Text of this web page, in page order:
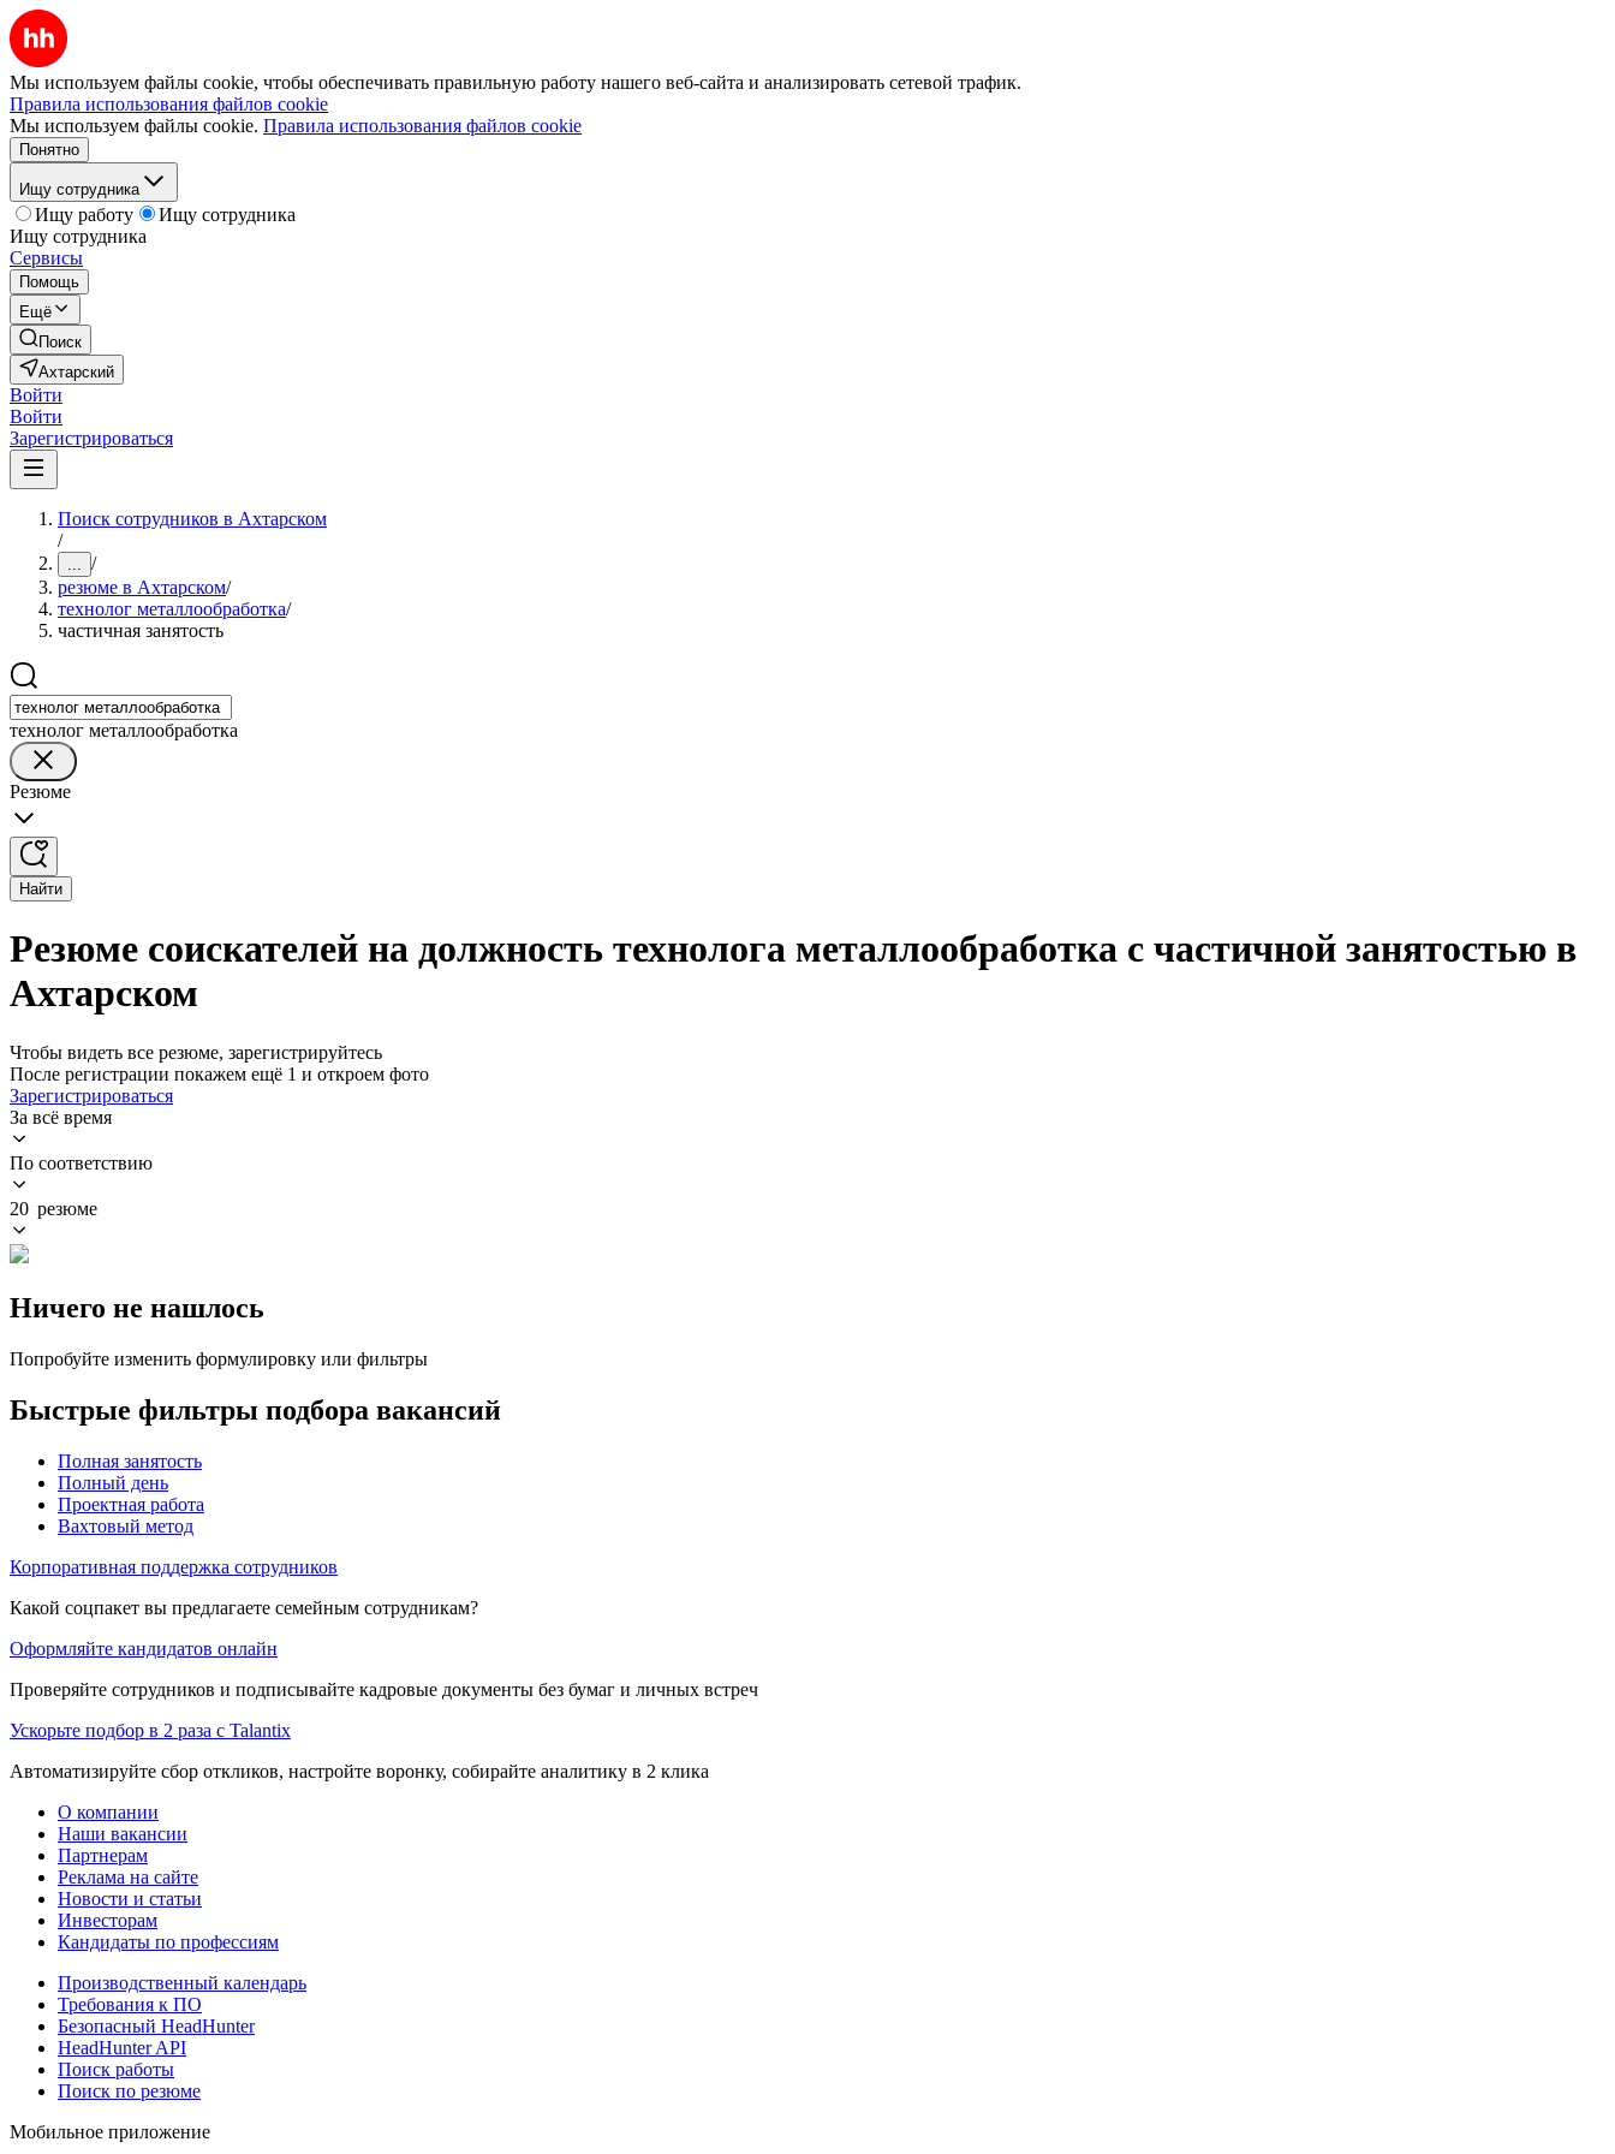
Мы используем файлы cookie, чтобы обеспечивать правильную работу нашего веб-сайта и анализировать сетевой трафик.
Правила использования файлов cookie
Мы используем файлы cookie. Правила использования файлов cookie
Понятно
Ищу сотрудника
Ищу работу
Ищу сотрудника
Ищу сотрудника
Сервисы
Помощь
Ещё
Поиск
Ахтарский
Войти
Войти
Зарегистрироваться
Поиск сотрудников в Ахтарском
/
... /
резюме в Ахтарском/
технолог металлообработка/
частичная занятость
технолог металлообработка
Резюме
Найти
Резюме соискателей на должность технолога металлообработка с частичной занятостью в
Ахтарском
Чтобы видеть все резюме, зарегистрируйтесь
После регистрации покажем ещё 1 и откроем фото
Зарегистрироваться
За всё время
По соответствию
20 резюме
Ничего не нашлось
Попробуйте изменить формулировку или фильтры
Быстрые фильтры подбора вакансий
Полная занятость
Полный день
Проектная работа
Вахтовый метод
Корпоративная поддержка сотрудников
Какой соцпакет вы предлагаете семейным сотрудникам?
Оформляйте кандидатов онлайн
Проверяйте сотрудников и подписывайте кадровые документы без бумаг и личных встреч
Ускорьте подбор в 2 раза с Talantix
Автоматизируйте сбор откликов, настройте воронку, собирайте аналитику в 2 клика
О компании
Наши вакансии
Партнерам
Реклама на сайте
Новости и статьи
Инвесторам
Кандидаты по профессиям
Производственный календарь
Требования к ПО
Безопасный HeadHunter
HeadHunter API
Поиск работы
Поиск по резюме
Мобильное приложение